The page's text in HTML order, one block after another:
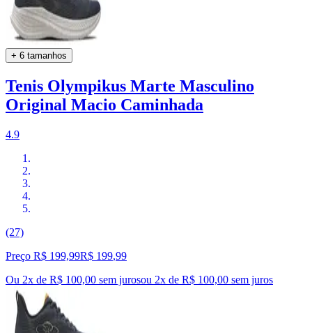
+ 6 tamanhos
Tenis Olympikus Marte Masculino
Original Macio Caminhada
4.9
(27)
Preço R$ 199,99R$ 199,99
Ou 2x de R$ 100,00 sem jurosou 2x de R$ 100,00 sem juros